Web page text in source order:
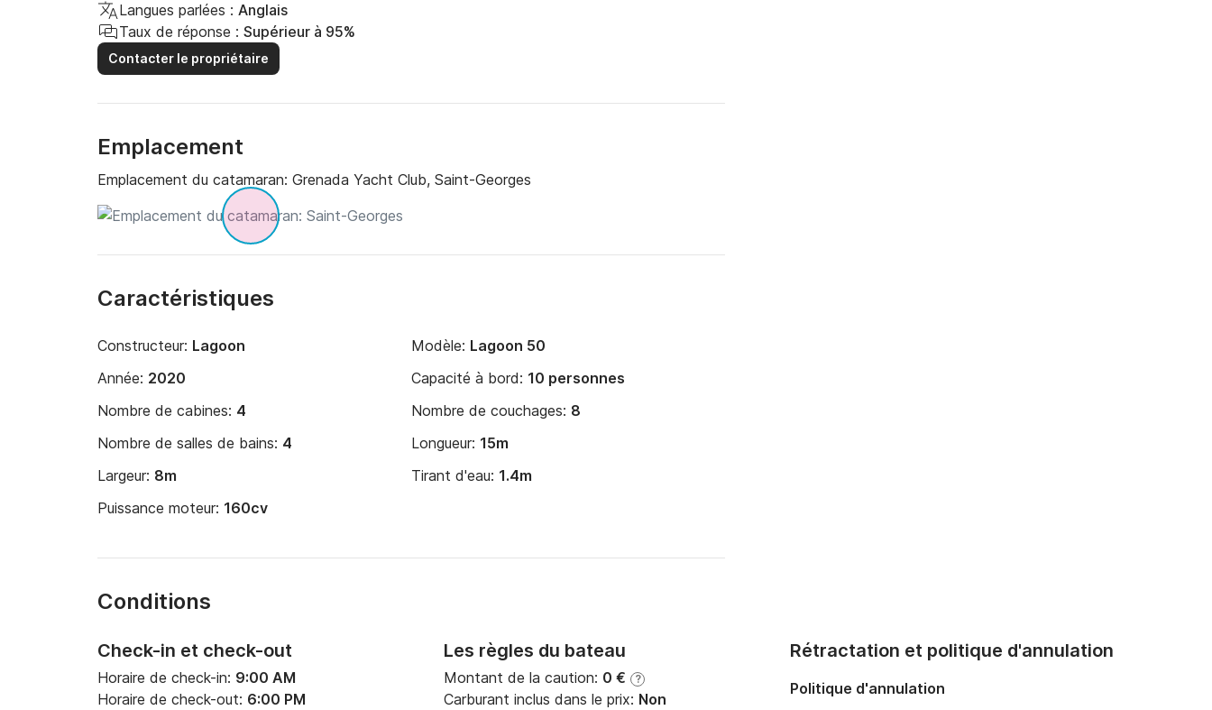
Langues parlées : Anglais
Taux de réponse : Supérieur à 95%
Contacter le propriétaire
Emplacement
Emplacement du catamaran: Grenada Yacht Club, Saint-Georges
Caractéristiques
Constructeur: Lagoon Modèle: Lagoon 50
Année: 2020 Capacité à bord: 10 personnes
Nombre de cabines: 4 Nombre de couchages: 8
Nombre de salles de bains: 4 Longueur: 15m
Largeur: 8m Tirant d'eau: 1.4m
Puissance moteur: 160cv
Conditions
Check-in et check-out
Horaire de check-in: 9:00 AM
Horaire de check-out: 6:00 PM
Les règles du bateau
Montant de la caution: 0 € ?
Carburant inclus dans le prix: Non
Rétractation et politique d'annulation
Politique d'annulation